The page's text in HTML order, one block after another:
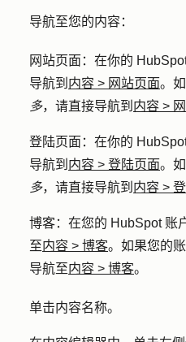
导航至您的内容：
网站页面 ：在你的
导航到 内容 > 网站页面。
多，请直接导航到 内容 >
登陆页面 ：在你的
导航到 内容 > 登陆页面。
多，请直接导航到 内容 >
博客：在您的 HubSpot 账
至内容 > 博客。如果您的
导航至内容 > 博客。
单击内容名称。